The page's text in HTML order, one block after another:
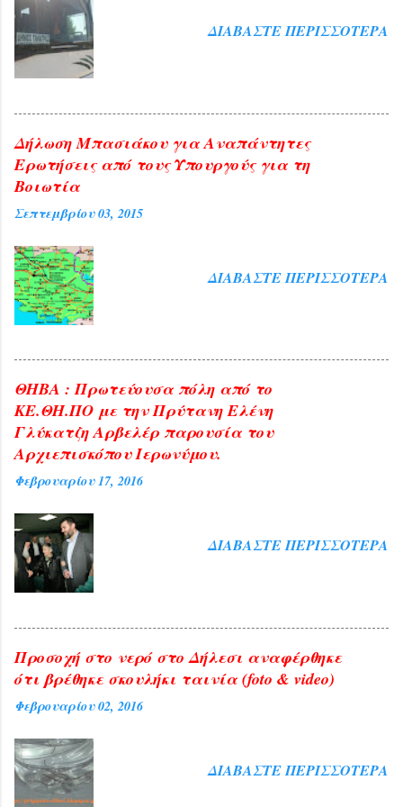
αυτό. Ήταν τιμή για τη Θήβα η παρουσία
ΔΙΑΒΆΣΤΕ ΠΕΡΙΣΣΌΤΕΡΑ
Δήλωση Μπασιάκου για Αναπάντητες
Ερωτήσεις από τους Υπουργούς για τη
Βοιωτία
Σεπτεμβρίου 03, 2015
ΔΙΑΒΆΣΤΕ ΠΕΡΙΣΣΌΤΕΡΑ
ΘΗΒΑ : Πρωτεύουσα πόλη από το
ΚΕ.ΘΗ.ΠΟ με την Πρύτανη Ελένη
Γλύκατζη Αρβελέρ παρουσία του
Αρχιεπισκόπου Ιερωνύμου.
Φεβρουαρίου 17, 2016
ΔΙΑΒΆΣΤΕ ΠΕΡΙΣΣΌΤΕΡΑ
Προσοχή στο νερό στο Δήλεσι αναφέρθηκε
ότι βρέθηκε σκουλήκι ταινία (foto & video)
Φεβρουαρίου 02, 2016
ΔΙΑΒΆΣΤΕ ΠΕΡΙΣΣΌΤΕΡΑ